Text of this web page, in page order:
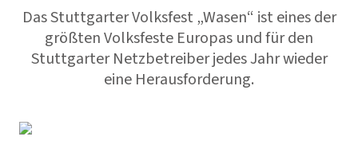
Das Stuttgarter Volksfest „Wasen“ ist eines der
größten Volksfeste Europas und für den
Stuttgarter Netzbetreiber jedes Jahr wieder
eine Herausforderung.